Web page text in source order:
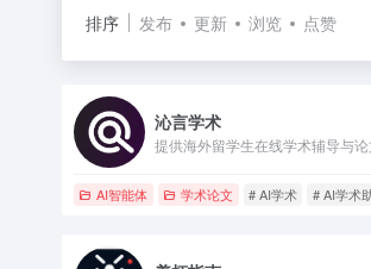
排序 发布 更新 浏览 点赞
沁言学术
提供海外留学生在线学术辅导与论
AI智能体 学术论文 # AI学术 # AI学术